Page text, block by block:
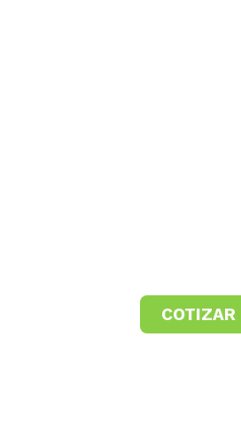
COTIZAR